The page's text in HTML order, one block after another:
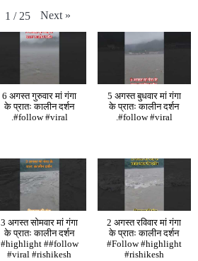
1 / 25 Next »
6 अगस्त गुरुवार मां गंगा
के प्रातः कालीन दर्शन
.#follow #viral
5 अगस्त बुधवार मां गंगा
के प्रातः कालीन दर्शन
.#follow #viral
3 अगस्त सोमवार मां गंगा
के प्रातः कालीन दर्शन
#highlight ##follow
#viral #rishikesh
2 अगस्त रविवार मां गंगा
के प्रातः कालीन दर्शन
#Follow #highlight
#rishikesh